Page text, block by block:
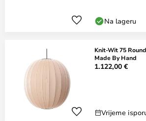
Na lageru
Knit-Wit 75
Made By Hand
1.122,00 €
Vrijeme